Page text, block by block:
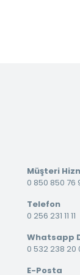
Müşteri
0 850 850 76
Telefon
0 256 231 11 11
Whatsapp
0 532 238 20
E-Posta